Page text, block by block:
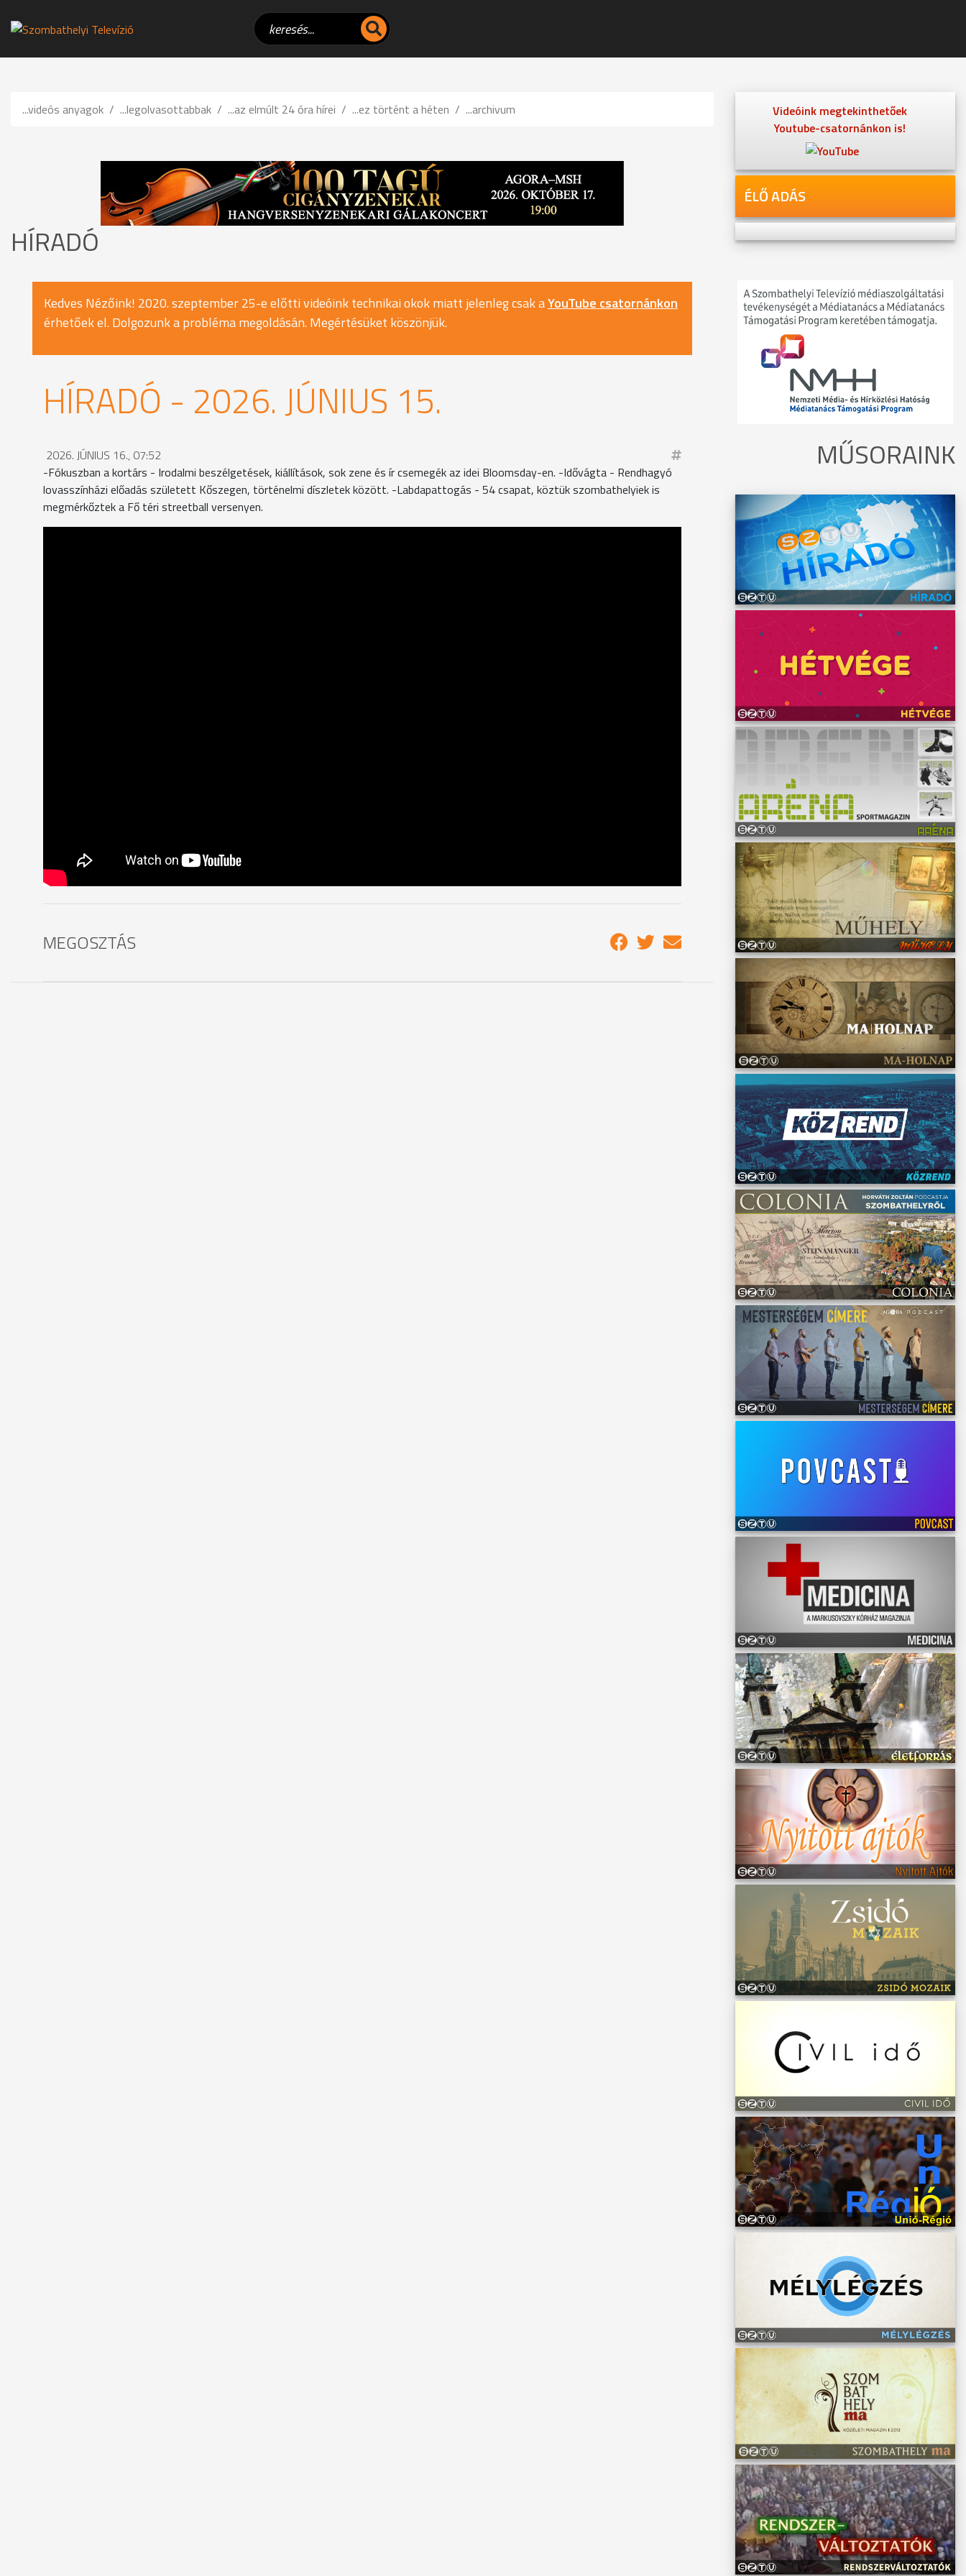
...videós anyagok ...legolvasottabbak ...az elmúlt 24 óra hírei ...ez történt a héten ...archivum
HÍRADÓ
Kedves Nézőink! 2020. szeptember 25-e előtti videóink technikai okok miatt jelenleg csak aYouTube csatornánkon
érhetőek el. Dolgozunk a probléma megoldásán. Megértésüket köszönjük.
HÍRADÓ - 2026. JÚNIUS 15.
2026. JÚNIUS 16., 07:52
-Fókuszban a kortárs - Irodalmi beszélgetések, kiállítások, sok zene és ír csemegék az idei Bloomsday-en. -Idővágta - Rendhagyó
lovasszínházi előadás született Kőszegen, történelmi díszletek között. -Labdapattogás - 54 csapat, köztük szombathelyiek is
megmérkőztek a Fő téri streetball versenyen.
MEGOSZTÁS
Videóink megtekinthetőek
Youtube-csatornánkon is!
ÉLŐ ADÁS
MŰSORAINK